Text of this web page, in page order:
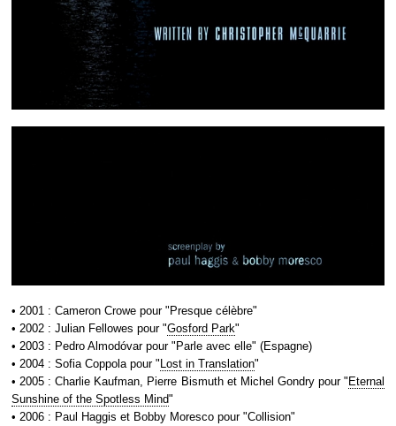
• 2001 : Cameron Crowe pour "Presque célèbre"
• 2002 : Julian Fellowes pour "Gosford Park"
• 2003 : Pedro Almodóvar pour "Parle avec elle" (Espagne)
• 2004 : Sofia Coppola pour " Lost in Translation"
• 2005 : Charlie Kaufman, Pierre Bismuth et Michel Gondry pour " Eternal
Sunshine of the Spotless Mind"
• 2006 : Paul Haggis et Bobby Moresco pour "Collision"